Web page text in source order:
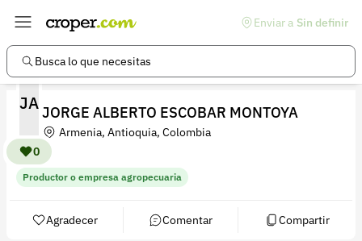
Enviar a Sin definir
Busca lo que necesitas
JA
0
JORGE ALBERTO ESCOBAR MONTOYA
Armenia, Antioquia, Colombia
Productor o empresa agropecuaria
Agradecer Comentar Compartir
Enlaces de interés
Preguntas frecuentes
Información legal
Términos y condiciones
Política de devoluciones